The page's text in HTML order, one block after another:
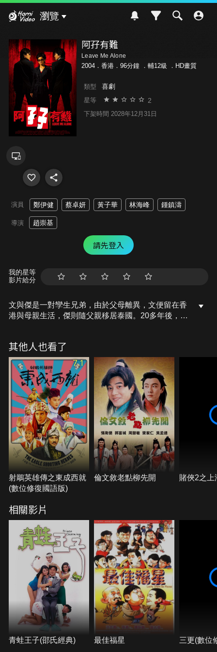
瀏覽
阿孖有難
Leave Me Alone
2004．香港．96分鐘 ． 輔12級 ．HD畫質
類型 喜劇
星等 2
下架時間 2028年12月31日
演員 鄭伊健 蔡卓妍 黃子華 林海峰 鍾鎮濤
導演 趙崇基
請先登入
我的星等
影片給分
文與傑是一對孿生兄弟，由於父母離異，文便留在香
港與母親生活，傑則隨父親移居泰國。20多年後，傑
珍急著找傑回泰國完成一樁交易，文只好代替哥哥前
往。原來傑欠下了當地黑幫老大一筆債款，珍和文為
了盡快解決事情，情急之下惹出了更多的事端…
其他人也看了
7.1
射鵰英雄傳之東成西就
(數位修復國語版)
倫文敘老點柳先開 賭俠2之上
相關影片
青蛙王子(邵氏經典) 最佳福星 三更(數位